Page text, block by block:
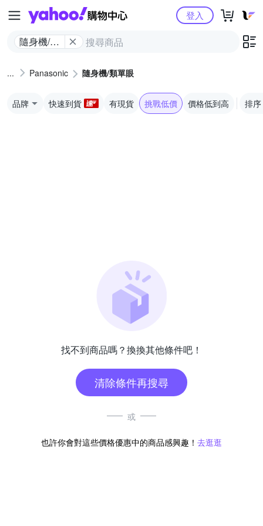
Yahoo購物中心
隨身機/類
登入
Panasonic 隨身機/類單眼
品牌 快速到貨 有現貨 挑戰低價 價格低到高 排序
找不到商品嗎？換換其他條件吧！
清除條件再搜尋
或
也許你會對這些價格優惠中的商品感興趣！ 去逛逛